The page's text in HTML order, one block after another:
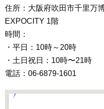
住所：大阪府吹田市千里万
EXPOCITY 1階
時間：
・平日：10時～20時
・土日祝日：10時〜21時
電話：06-6879-1601